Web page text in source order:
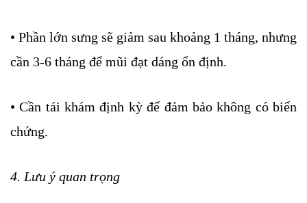
• Phần lớn sưng sẽ giảm sau khoảng 1 tháng, nhưng
cần 3-6 tháng để mũi đạt dáng ổn định.
• Cần tái khám định kỳ để đảm bảo không có biến
chứng.
4. Lưu ý quan trọng